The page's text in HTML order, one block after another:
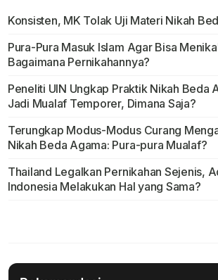
Konsisten, MK Tolak Uji Materi Nikah
Pura-Pura Masuk Islam Agar Bisa
Bagaimana Pernikahannya?
Peneliti UIN Ungkap Praktik Nikah Beda
Jadi Mualaf Temporer, Dimana Saja?
Terungkap Modus-Modus Curang
Nikah Beda Agama: Pura-pura Mualaf?
Thailand Legalkan Pernikahan Sejenis,
Indonesia Melakukan Hal yang Sama?